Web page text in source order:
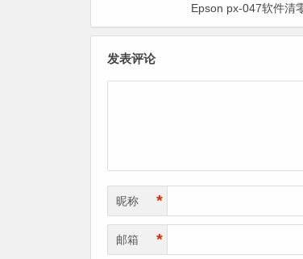
Epson px-047软件清
发表评论
昵称 *
邮箱 *